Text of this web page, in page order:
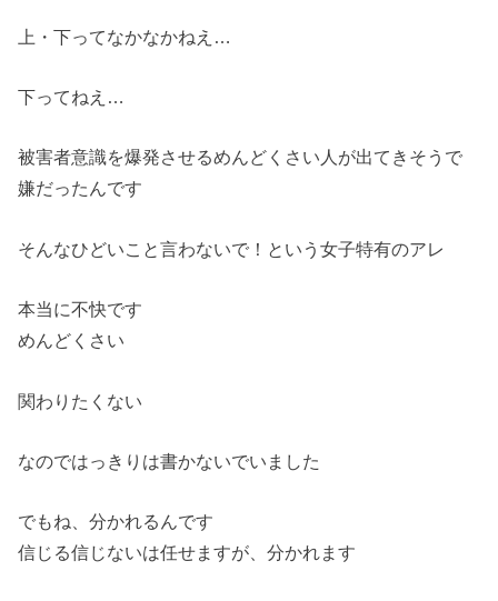
上・下ってなかなかねえ…
下ってねえ…
被害者意識を爆発させるめんどくさい人が出てきそうで
嫌だったんです
そんなひどいこと言わないで！という女子特有のアレ
本当に不快です
めんどくさい
関わりたくない
なのではっきりは書かないでいました
でもね、分かれるんです
信じる信じないは任せますが、分かれます